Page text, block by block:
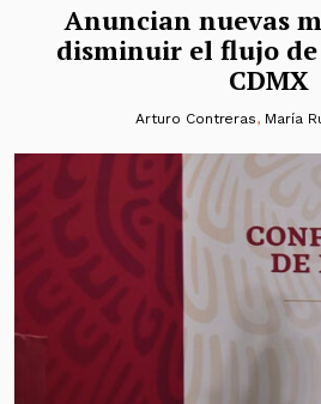
Anuncian nuevas
disminuir el flujo de
CDMX
Arturo Contreras, María